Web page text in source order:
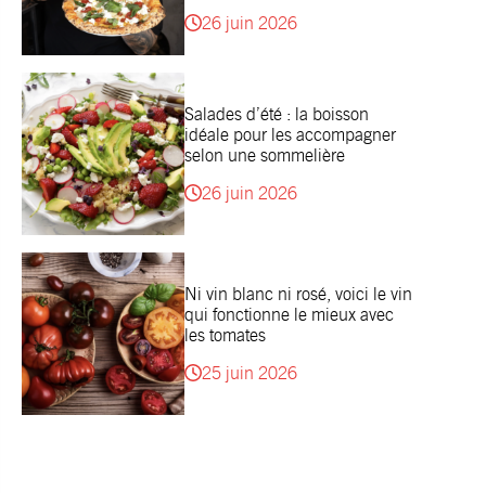
26 juin 2026
Salades d’été : la boisson
idéale pour les accompagner
selon une sommelière
26 juin 2026
Ni vin blanc ni rosé, voici le vin
qui fonctionne le mieux avec
les tomates
25 juin 2026